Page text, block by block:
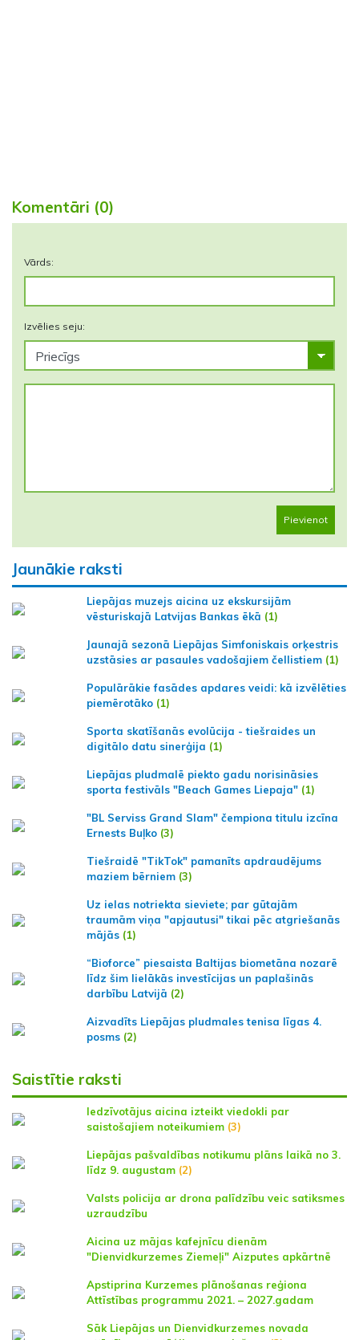
Komentāri (0)
Vārds:
Izvēlies seju:
Pievienot
Jaunākie raksti
Liepājas muzejs aicina uz ekskursijām
vēsturiskajā Latvijas Bankas ēkā (1)
Jaunajā sezonā Liepājas Simfoniskais orķestris
uzstāsies ar pasaules vadošajiem čellistiem (1)
Populārākie fasādes apdares veidi: kā izvēlēties
piemērotāko (1)
Sporta skatīšanās evolūcija - tiešraides un
digitālo datu sinerģija (1)
Liepājas pludmalē piekto gadu norisināsies
sporta festivāls "Beach Games Liepaja" (1)
"BL Serviss Grand Slam" čempiona titulu izcīna
Ernests Buļko (3)
Tiešraidē "TikTok" pamanīts apdraudējums
maziem bērniem (3)
Uz ielas notriekta sieviete; par gūtajām
traumām viņa "apjautusi" tikai pēc atgriešanās
mājās (1)
“Bioforce” piesaista Baltijas biometāna nozarē
līdz šim lielākās investīcijas un paplašinās
darbību Latvijā (2)
Aizvadīts Liepājas pludmales tenisa līgas 4.
posms (2)
Saistītie raksti
Iedzīvotājus aicina izteikt viedokli par
saistošajiem noteikumiem (3)
Liepājas pašvaldības notikumu plāns laikā no 3.
līdz 9. augustam (2)
Valsts policija ar drona palīdzību veic satiksmes
uzraudzību
Aicina uz mājas kafejnīcu dienām
"Dienvidkurzemes Ziemeļi" Aizputes apkārtnē
Apstiprina Kurzemes plānošanas reģiona
Attīstības programmu 2021. – 2027.gadam
Sāk Liepājas un Dienvidkurzemes novada